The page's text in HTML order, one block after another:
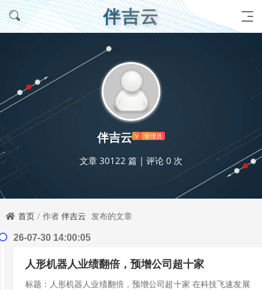
伴吉云
伴吉云 V 管理员
文章 30122 篇 | 评论 0 次
首页 作者 伴吉云 发布的文章
26-07-30 14:00:05
人形机器人业绩翻倍，预增公司超十家
标题：人形机器人业绩翻倍，预增公司超十家 在科技飞速发展